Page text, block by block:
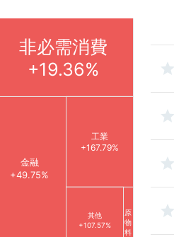
金融
+49.75%
非必需消費
+19.36%
原
物
料
工業
+167.79%
其他
+107.57%